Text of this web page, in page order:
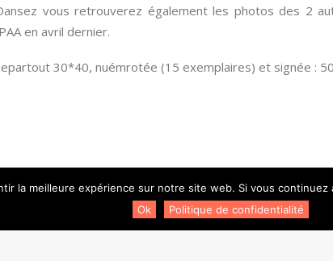
vous retrouverez également les photos des 2
en avril dernier.
30*40, nuémrotée (15 exemplaires) et signée :
la meilleure expérience sur notre site web. Si vous
Ok
Politique de confidentialité